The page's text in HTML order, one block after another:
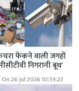
फेंकने वाली जगहों
निगरानी बूथ'
26 Jul 2026 10:59:23